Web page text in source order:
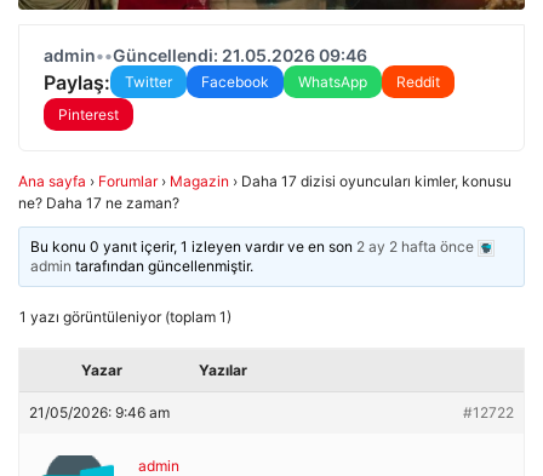
admin••Güncellendi: 21.05.2026 09:46
Paylaş: Twitter Facebook WhatsApp
Reddit
Pinterest
Ana sayfa › Forumlar › Magazin › Daha 17 dizisi oyuncuları kimler, konusu
ne? Daha 17 ne zaman?
Bu konu 0 yanıt içerir, 1 izleyen vardır ve en son 2 ay 2 hafta önce
admin tarafından güncellenmiştir.
1 yazı görüntüleniyor (toplam 1)
Yazar Yazılar
21/05/2026: 9:46 am #12722
admin